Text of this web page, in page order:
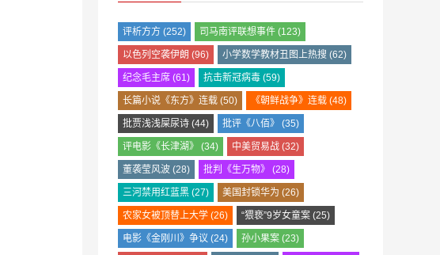
评析方方 (252) 司马南评联想事件 (123)
以色列空袭伊朗 (96) 小学数学教材丑图上热搜 (62)
纪念毛主席 (61) 抗击新冠病毒 (59)
长篇小说《东方》连载 (50) 《朝鲜战争》连载 (48)
批贾浅浅屎尿诗 (44) 批评《八佰》 (35)
评电影《长津湖》 (34) 中美贸易战 (32)
董袭莹风波 (28) 批判《生万物》 (28)
三河禁用红蓝黑 (27) 美国封锁华为 (26)
农家女被顶替上大学 (26) “猥亵”9岁女童案 (25)
电影《金刚川》争议 (24) 孙小果案 (23)